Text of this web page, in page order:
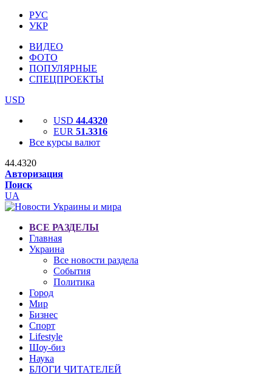
РУС
УКР
ВИДЕО
ФОТО
ПОПУЛЯРНЫЕ
СПЕЦПРОЕКТЫ
USD
USD 44.4320
EUR 51.3316
Все курсы валют
44.4320
Авторизация
Поиск
UA
ВСЕ РАЗДЕЛЫ
Главная
Украина
Все новости раздела
События
Политика
Город
Мир
Бизнес
Спорт
Lifestyle
Шоу-биз
Наука
БЛОГИ ЧИТАТЕЛЕЙ